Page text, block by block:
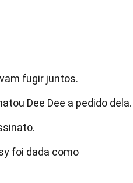
fugir juntos.
Dee Dee a pedido dela.
foi dada como